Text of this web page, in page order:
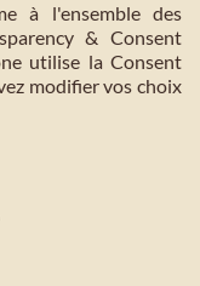
à l'ensemble des
& Consent
utilise la Consent
modifier vos choix